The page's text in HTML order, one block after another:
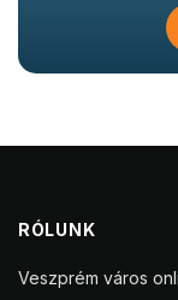
RÓLUNK
Veszprém város